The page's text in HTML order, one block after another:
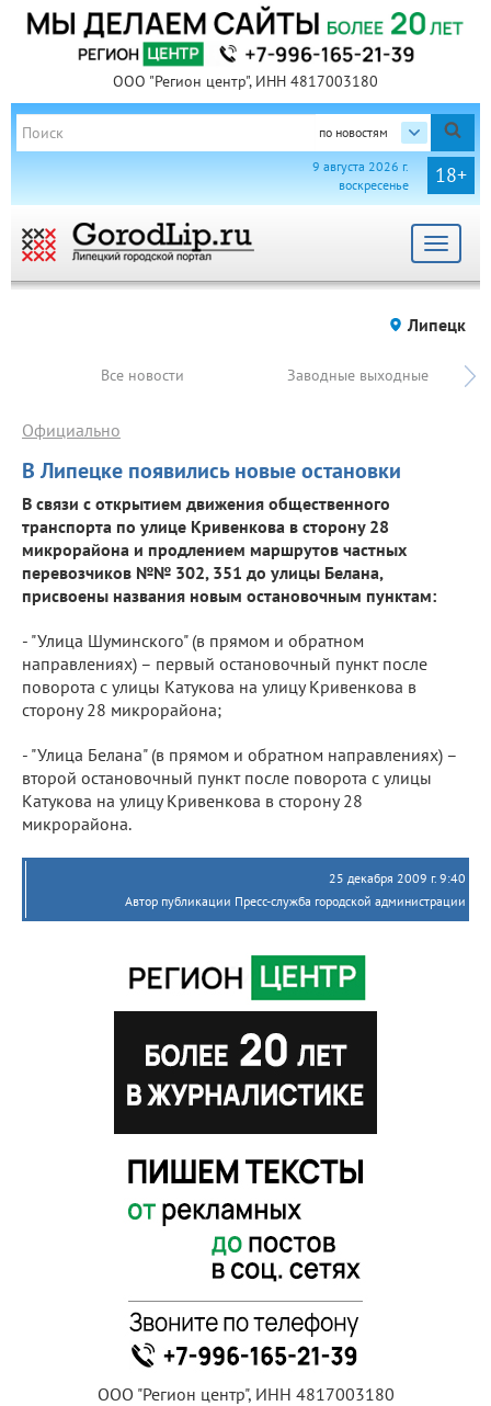
ООО "Регион центр", ИНН 4817003180
по новостям
18+
9 августа 2026 г.
воскресенье
Toggle
Липецк
Все новости Заводные выходные
В Липецке появились новые остановки
Официально
В связи с открытием движения общественного
транспорта по улице Кривенкова в сторону 28
микрорайона и продлением маршрутов частных
перевозчиков №№ 302, 351 до улицы Белана,
присвоены названия новым остановочным пунктам:
- "Улица Шуминского" (в прямом и обратном
направлениях) – первый остановочный пункт после
поворота с улицы Катукова на улицу Кривенкова в
сторону 28 микрорайона;
- "Улица Белана" (в прямом и обратном направлениях) –
второй остановочный пункт после поворота с улицы
Катукова на улицу Кривенкова в сторону 28
микрорайона.
25 декабря 2009 г. 9:40
Автор публикации Пресс-служба городской администрации
ООО "Регион центр", ИНН 4817003180